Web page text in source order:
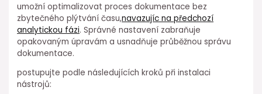
umožní optimalizovat proces dokumentace bez
zbytečného plýtvání času,navazujíc na předchozí
analytickou fázi. Správné nastavení zabraňuje⁢
opakovaným úpravám ⁢a⁤ usnadňuje průběžnou správu
dokumentace.
postupujte podle ⁢následujících kroků při ⁣instalaci
nástrojů: